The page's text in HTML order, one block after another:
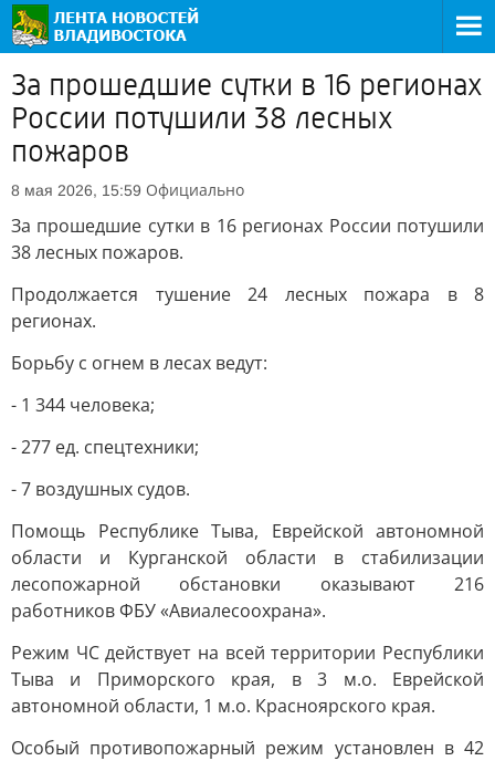
За прошедшие сутки в 16 регионах
России потушили 38 лесных
пожаров
8 мая 2026, 15:59 Официально
За прошедшие сутки в 16 регионах России потушили
38 лесных пожаров.
Продолжается тушение 24 лесных пожара в 8
регионах.
Борьбу с огнем в лесах ведут:
- 1 344 человека;
- 277 ед. спецтехники;
- 7 воздушных судов.
Помощь Республике Тыва, Еврейской автономной
области и Курганской области в стабилизации
лесопожарной обстановки оказывают 216
работников ФБУ «Авиалесоохрана».
Режим ЧС действует на всей территории Республики
Тыва и Приморского края, в 3 м.о. Еврейской
автономной области, 1 м.о. Красноярского края.
Особый противопожарный режим установлен в 42